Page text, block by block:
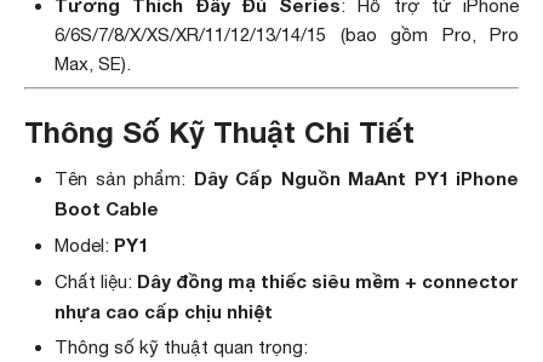
Tương Thích Đầy Đủ Series: Hỗ trợ từ iPhone
6/6S/7/8/X/XS/XR/11/12/13/14/15 (bao gồm Pro, Pro
Max, SE).
Thông Số Kỹ Thuật Chi Tiết
Tên sản phẩm: Dây Cấp Nguồn MaAnt PY1 iPhone
Boot Cable
Model: PY1
Chất liệu: Dây đồng mạ thiếc siêu mềm + connector
nhựa cao cấp chịu nhiệt
Thông số kỹ thuật quan trọng: